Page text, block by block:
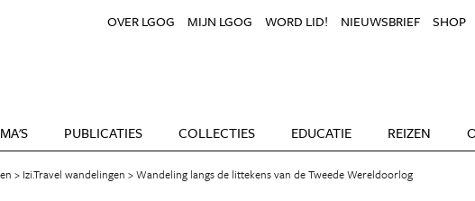
PUBLICATIES COLLECTIES EDUCATIE REIZEN
OVER LGOG MIJN LGOG WORD LID! NIEUWSBRIEF SHOP
Izi.Travel wandelingen Wandeling langs de littekens van de Tweede Wereldoorlog